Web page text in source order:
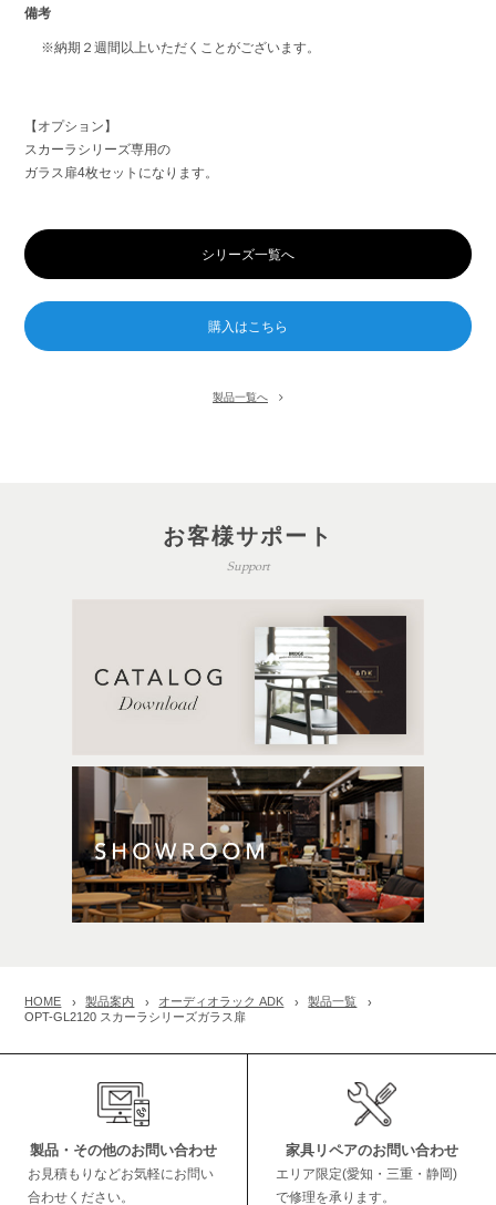
備考
※納期２週間以上いただくことがございます。
【オプション】
スカーラシリーズ専用の
ガラス扉4枚セットになります。
シリーズ一覧へ
製品一覧へ
お客様サポート
Support
HOME 製品案内 オーディオラック ADK
製品一覧
OPT-GL2120 スカーラシリーズガラス扉
製品・その他のお問い合わせ
お見積もりなどお気軽にお問い
合わせください。
家具リペアのお問い合わせ
エリア限定(愛知・三重・静岡)
で修理を承ります。